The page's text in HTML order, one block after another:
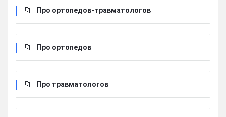
Про ортопедов-травматологов
Про ортопедов
Про травматологов